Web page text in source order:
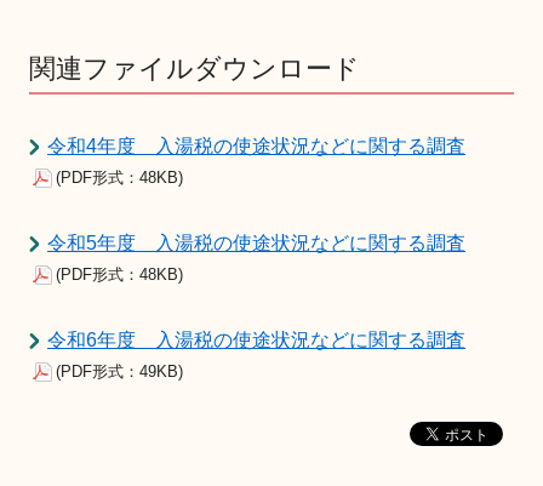
関連ファイルダウンロード
令和4年度 入湯税の使途状況などに関する調査
(PDF形式：48KB)
令和5年度 入湯税の使途状況などに関する調査
(PDF形式：48KB)
令和6年度 入湯税の使途状況などに関する調査
(PDF形式：49KB)